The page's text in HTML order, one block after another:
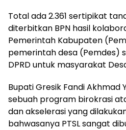
Total ada 2.361 sertipikat
diterbitkan BPN hasil
Pemerintah Kabupaten
pemerintah desa (Pemdes)
DPRD untuk masyarakat
Bupati Gresik Fandi Akhmad
sebuah program birokrasi
dan akselerasi yang
bahwasanya PTSL sangat